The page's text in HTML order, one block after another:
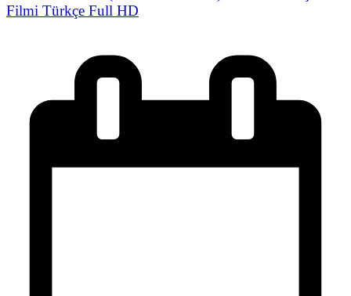
Filmi Türkçe Full HD